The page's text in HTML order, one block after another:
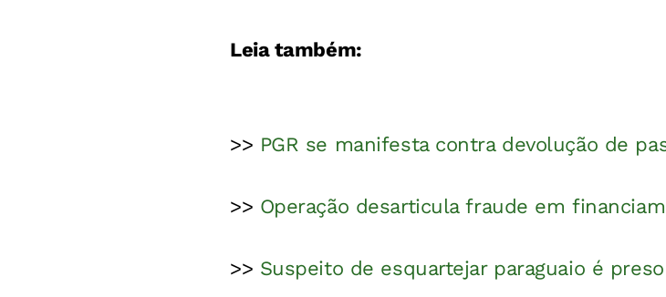
Leia também:
>> PGR se manifesta contra devolução de
>> Operação desarticula fraude em
>> Suspeito de esquartejar paraguaio é